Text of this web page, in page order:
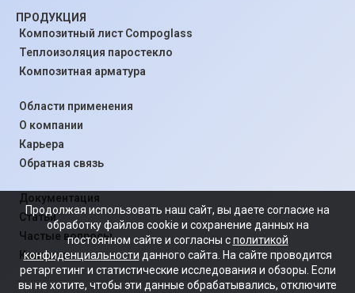
ПРОДУКЦИЯ
Композитный лист Compoglass
Теплоизоляция паростекло
Композитная арматура
Области применения
О компании
Карьера
Обратная связь
Документация
Статьи
Частые вопросы
Контакты
Продолжая использовать наш сайт, вы даете согласие на
обработку файлов cookie и сохранение данных на
постоянном сайте и согласны сполитикой
конфиденциальности данного сайта. На сайте проводится
ретаргетинг и статистические исследования и обзоры. Если
вы не хотите, чтобы эти данные обрабатывались, отключите